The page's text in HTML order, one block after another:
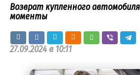
Возврат купленного
моменты
27.09.2024 в 10:11